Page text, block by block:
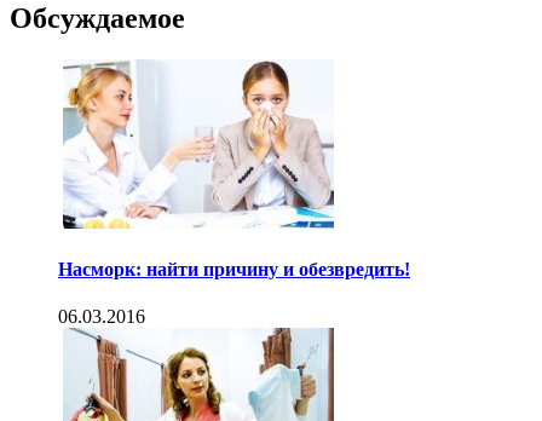
Обсуждаемое
Насморк: найти причину и обезвредить!
06.03.2016